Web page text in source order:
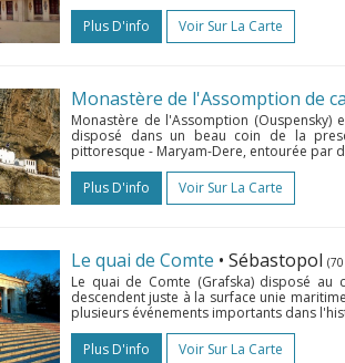
Plus D'info
Voir Sur La Carte
Monastère de l'Assomption de
Monastère de l'Assomption (Ouspensky)
disposé dans un beau coin de la
pittoresque - Maryam-Dere, entourée par
Plus D'info
Voir Sur La Carte
Le quai de Comte • Sébastopol
Le quai de Comte (Grafska) disposé
descendent juste à la surface unie
plusieurs événements importants dans
Plus D'info
Voir Sur La Carte